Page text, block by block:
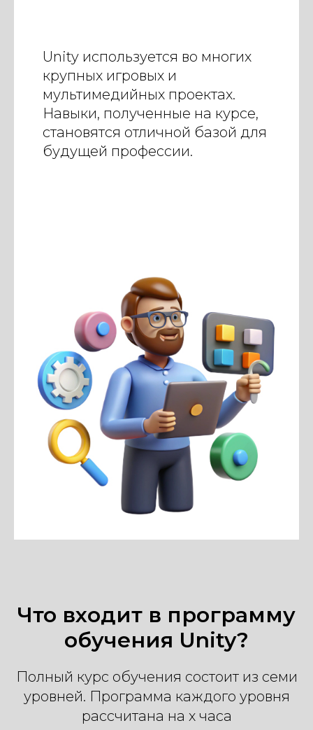
Unity используется во многих
крупных игровых и
мультимедийных проектах.
Навыки, полученные на курсе,
становятся отличной базой для
будущей профессии.
Что входит в программу
обучения Unity?
Полный курс обучения состоит из семи
уровней. Программа каждого уровня
рассчитана на х часа